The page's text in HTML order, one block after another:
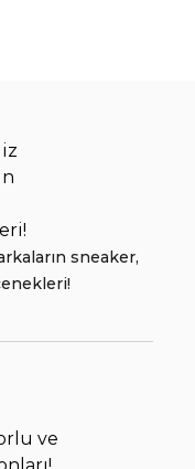
sneaker,